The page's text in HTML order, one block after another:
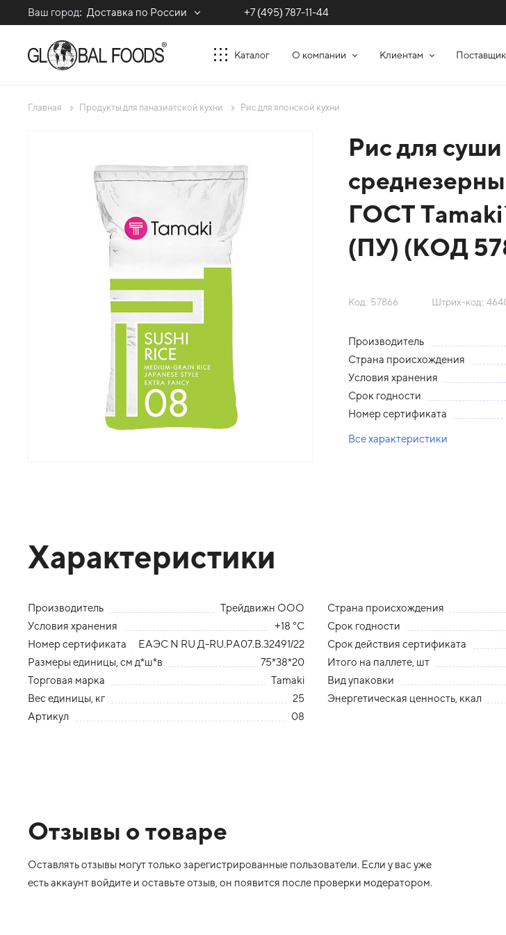
Ваш город: Доставка по России +7 (495) 787-11-44
Каталог О компании Клиентам
Главная Продукты для паназиатской кухни Рис для японской кухни
Рис для суши
ГОСТ
(ПУ) (КОД
Код: 57866 Штрих-код:
Производитель
Страна происхождения
Условия хранения
Срок годности
Номер сертификата
Все характеристики
Характеристики
Производитель Трейдвижн ООО Страна происхождения
Условия хранения
+18 °С Срок годности
Номер сертификата
ЕАЭС N RU Д-RU.РА07.В.32491/22 Срок действия сертификата
Размеры единицы, см д*ш*в
75*38*20 Итого на паллете, шт
Торговая марка
Tamaki Вид упаковки
Вес единицы, кг
25 Энергетическая ценность, ккал
Артикул
08
Отзывы о товаре
Оставлять отзывы могут только зарегистрированные пользователи. Если у вас уже
есть аккаунт войдите и оставьте отзыв, он появится после проверки модератором.